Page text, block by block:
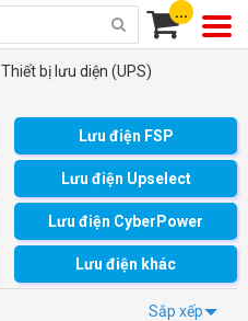
...
Thiết bị lưu diện (UPS)
Lưu điện FSP
Lưu điện Upselect
Lưu điện CyberPower
Lưu điện khác
Sắp xếp